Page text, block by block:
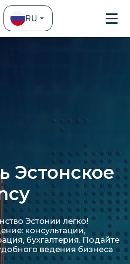
RU
Эстонское
Эстонии легко!
консультации,
бухгалтерия. Подайте
ведения бизнеса